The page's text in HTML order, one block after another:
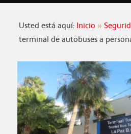
Usted está aquí: Inicio
terminal de autobuses a